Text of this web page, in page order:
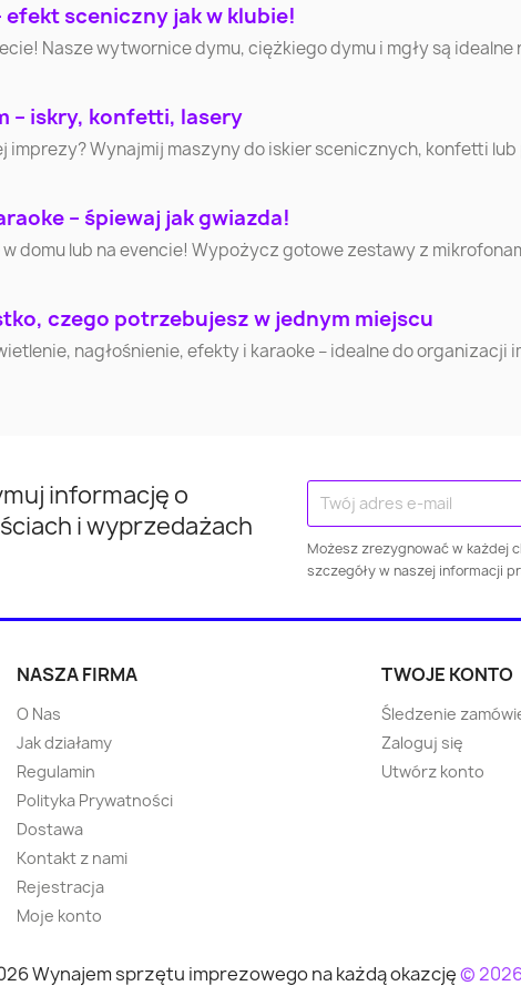
Tomaszów
Chełm Gniezno
Mława
Ostróda
Nowy Dwór
Mazowiecki
Dzierżoniów Świebodzice
Żary Ropczyce
Błonie
Skarszewy
Oborniki
Żukowo
Międzyrzec
sceniczny jak w klubie!
Nasze wytwornice dymu, ciężkiego dymu i mgły są
– iskry, konfetti, lasery
imprezy? Wynajmij maszyny do iskier scenicznych, konfetti
– śpiewaj jak gwiazda!
domu lub na evencie! Wypożycz gotowe zestawy z
czego potrzebujesz w jednym miejscu
nagłośnienie, efekty i karaoke – idealne do organizacji
informację o
i wyprzedażach
Możesz zrezygnować w każdej
szczegóły w naszej informacji
NASZA FIRMA
O Nas
Jak działamy
Regulamin
Polityka Prywatności
Dostawa
Kontakt z nami
Rejestracja
Moje konto
TWOJE KONTO
Śledzenie
Zaloguj się
Utwórz konto
Wynajem sprzętu imprezowego na każdą okazcję©